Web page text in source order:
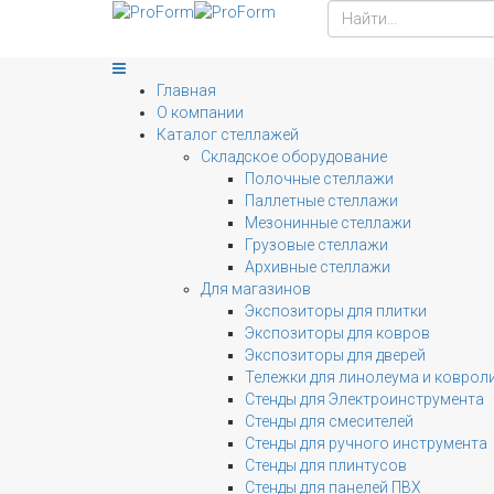
Главная
О компании
Каталог стеллажей
Складское оборудование
Полочные стеллажи
Паллетные стеллажи
Мезонинные стеллажи
Грузовые стеллажи
Архивные стеллажи
Для магазинов
Экспозиторы для плитки
Экспозиторы для ковров
Экспозиторы для дверей
Тележки для линолеума и
Стенды для Электроинструмента
Стенды для смесителей
Стенды для ручного инструмента
Стенды для плинтусов
Стенды для панелей ПВХ